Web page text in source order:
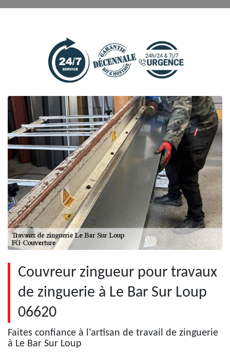
Couvreur zingueur pour travaux
de zinguerie à Le Bar Sur Loup
06620
Faites confiance à l'artisan de travail de zinguerie
à Le Bar Sur Loup